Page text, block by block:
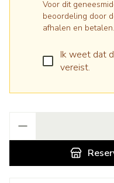
Voor dit
beoordeling door
afhalen en betalen.
Ik weet dat
vereist.